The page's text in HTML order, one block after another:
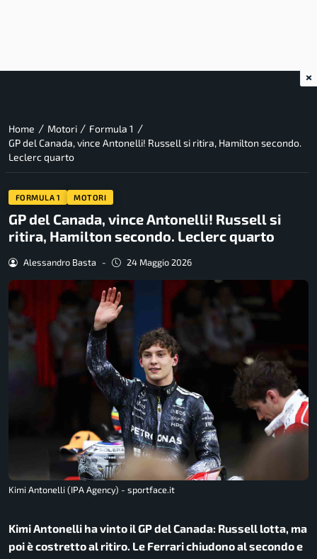
Home / Motori / Formula 1 /
GP del Canada, vince Antonelli! Russell si ritira, Hamilton secondo.
Leclerc quarto
FORMULA 1 MOTORI
GP del Canada, vince Antonelli! Russell si
ritira, Hamilton secondo. Leclerc quarto
Alessandro Basta - 24 Maggio 2026
Kimi Antonelli (IPA Agency) - sportface.it
Kimi Antonelli ha vinto il GP del Canada: Russell lotta, ma
poi è costretto al ritiro. Le Ferrari chiudono al secondo e
×